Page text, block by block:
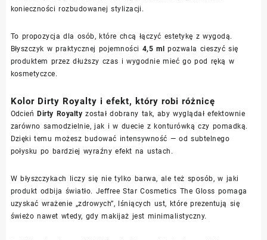
konieczności rozbudowanej stylizacji.
To propozycja dla osób, które chcą łączyć estetykę z wygodą.
Błyszczyk w praktycznej pojemności 4,5 ml pozwala cieszyć się
produktem przez dłuższy czas i wygodnie mieć go pod ręką w
kosmetyczce.
Kolor Dirty Royalty i efekt, który robi różnicę
OdcieńDirty Royalty został dobrany tak, aby wyglądał efektownie
zarówno samodzielnie, jak i w duecie z konturówką czy pomadką.
Dzięki temu możesz budować intensywność — od subtelnego
połysku po bardziej wyraźny efekt na ustach.
W błyszczykach liczy się nie tylko barwa, ale też sposób, w jaki
produkt odbija światło. Jeffree Star Cosmetics The Gloss pomaga
uzyskać wrażenie „zdrowych”, lśniących ust, które prezentują się
świeżo nawet wtedy, gdy makijaż jest minimalistyczny.